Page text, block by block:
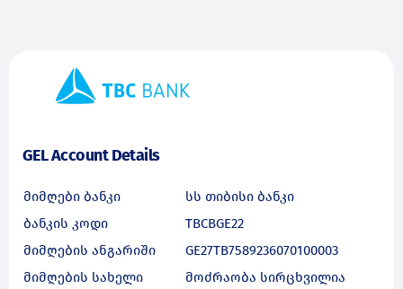
GEL Account Details
მიმღები ბანკი
სს თიბისი ბანკი
ბანკის კოდი
TBCBGE22
მიმღების ანგარიში
GE27TB7589236070100003
მიმღების სახელი
მოძრაობა სირცხვილია